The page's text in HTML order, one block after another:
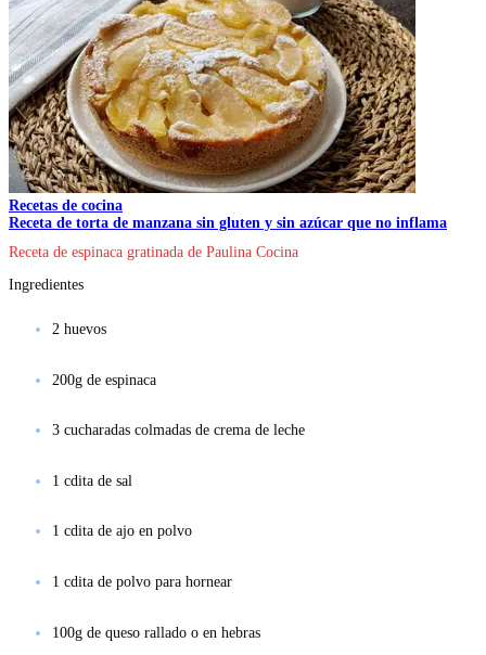
Recetas de cocina
Receta de torta de manzana sin gluten y sin azúcar que no inflama
Receta de espinaca gratinada de Paulina Cocina
Ingredientes
2 huevos
200g de espinaca
3 cucharadas colmadas de crema de leche
1 cdita de sal
1 cdita de ajo en polvo
1 cdita de polvo para hornear
100g de queso rallado o en hebras